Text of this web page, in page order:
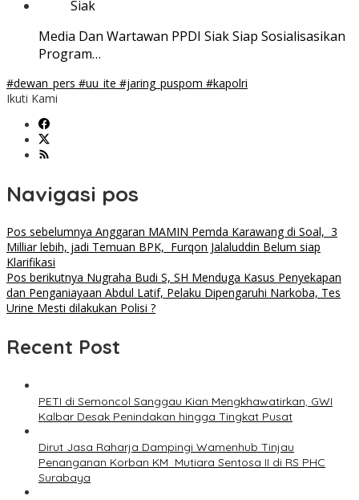
Media Dan Wartawan PPDI Siak Siap Sosialisasikan
Program…
#dewan_pers #uu_ite #jaring_puspom #kapolri
Ikuti Kami
Navigasi pos
Pos sebelumnya Anggaran MAMIN Pemda Karawang di Soal, 3
Milliar lebih, jadi Temuan BPK, Furqon Jalaluddin Belum siap
Klarifikasi
Pos berikutnya Nugraha Budi S, SH Menduga Kasus Penyekapan
dan Penganiayaan Abdul Latif, Pelaku Dipengaruhi Narkoba, Tes
Urine Mesti dilakukan Polisi ?
Recent Post
PETI di Semoncol Sanggau Kian Mengkhawatirkan, GWI
Kalbar Desak Penindakan hingga Tingkat Pusat
Dirut Jasa Raharja Dampingi Wamenhub Tinjau
Penanganan Korban KM Mutiara Sentosa II di RS PHC
Surabaya